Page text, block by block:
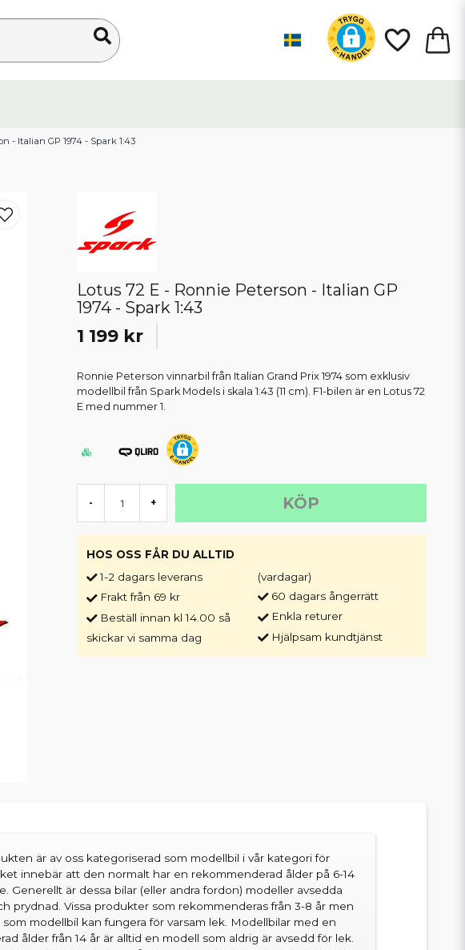
- Italian GP 1974 - Spark 1:43
Lotus 72 E - Ronnie Peterson - Italian GP
1974 - Spark 1:43
1 199 kr
Ronnie Peterson vinnarbil från Italian Grand Prix 1974 som exklusiv
modellbil från Spark Models i skala 1:43 (11 cm). F1-bilen är en Lotus 72
E med nummer 1.
- + KÖP
HOS OSS FÅR DU ALLTID
1-2 dagars leverans
Frakt från 69 kr
Beställ innan kl 14.00 så
skickar vi samma dag
(vardagar)
60 dagars ångerrätt
Enkla returer
Hjälpsam kundtjänst
är av oss kategoriserad som modellbil i vår kategori för
innebär att den normalt har en rekommenderad ålder på 6-14
Generellt är dessa bilar (eller andra fordon) modeller avsedda
prydnad. Vissa produkter som rekommenderas från 3-8 år men
som modellbil kan fungera för varsam lek. Modellbilar med en
ålder från 14 år är alltid en modell som aldrig är avsedd för lek.